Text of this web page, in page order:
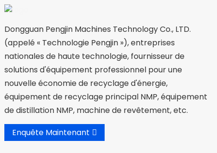
Dongguan Pengjin Machines Technology Co., LTD.
(appelé « Technologie Pengjin »), entreprises
nationales de haute technologie, fournisseur de
solutions d'équipement professionnel pour une
nouvelle économie de recyclage d'énergie,
équipement de recyclage principal NMP, équipement
de distillation NMP, machine de revêtement, etc.
Enquête Maintenant